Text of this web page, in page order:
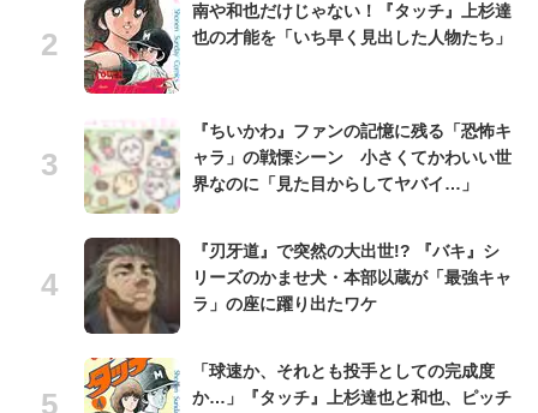
南や和也だけじゃない！『タッチ』上杉達
也の才能を「いち早く見出した人物たち」
『ちいかわ』ファンの記憶に残る「恐怖キ
ャラ」の戦慄シーン 小さくてかわいい世
界なのに「見た目からしてヤバイ…」
『刃牙道』で突然の大出世!? 『バキ』シ
リーズのかませ犬・本部以蔵が「最強キャ
ラ」の座に躍り出たワケ
「球速か、それとも投手としての完成度
か…」『タッチ』上杉達也と和也、ピッチ